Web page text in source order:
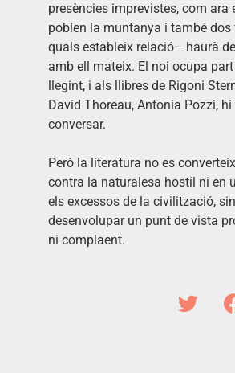
presències imprevistes, com ara
poblen la muntanya i també dos
quals estableix relació– haurà
amb ell mateix. El noi ocupa
llegint, i als llibres de Rigoni
David Thoreau, Antonia Pozzi,
conversar.
Però la literatura no es
contra la naturalesa hostil ni en
els excessos de la civilització,
desenvolupar un punt de vista
ni complaent.